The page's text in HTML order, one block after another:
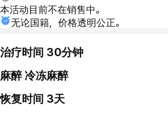
本活动目前不在销售中。
无论国籍，价格透明公正。
治疗时间 30分钟
麻醉 冷冻麻醉
恢复时间 3天